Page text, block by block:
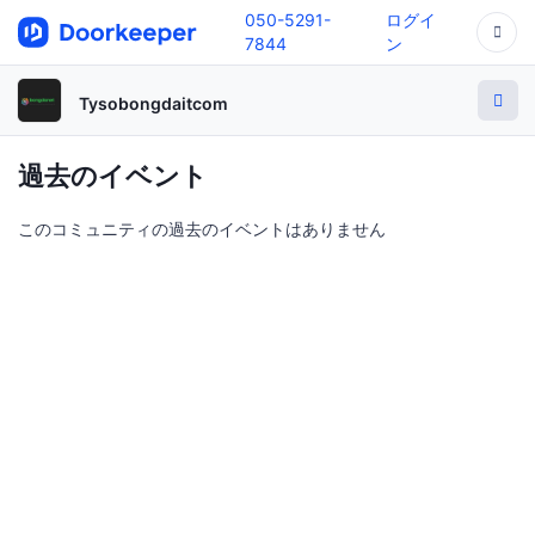
050-5291-
7844
ログイ
ン
Tysobongdaitcom
過去のイベント
このコミュニティの過去のイベントはありません